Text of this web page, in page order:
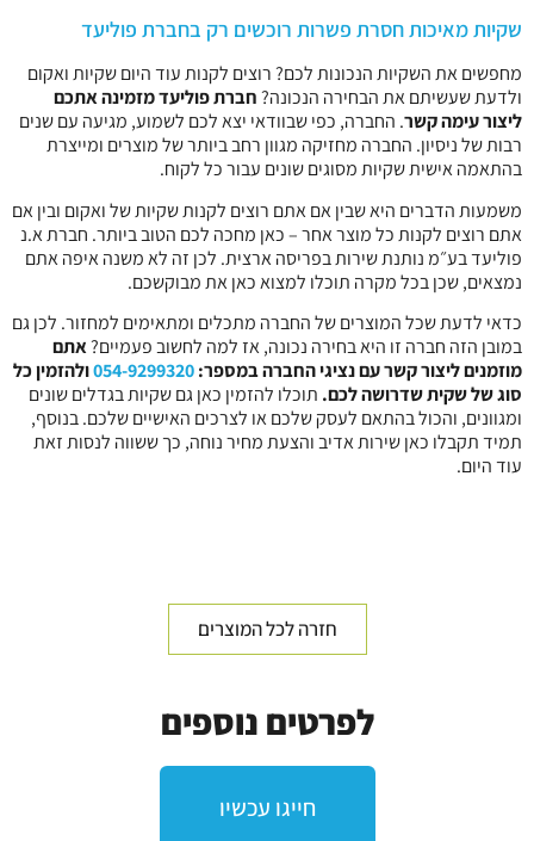
שקיות מאיכות חסרת פשרות רוכשים רק בחברת פוליעד
מחפשים את השקיות הנכונות לכם? רוצים לקנות עוד היום שקיות ואקום
ולדעת שעשיתם את הבחירה הנכונה?חברת פוליעד מזמינה אתכם
ליצור עימה קשר. החברה, כפי שבוודאי יצא לכם לשמוע, מגיעה עם שנים
רבות של ניסיון. החברה מחזיקה מגוון רחב ביותר של מוצרים ומייצרת
בהתאמה אישית שקיות מסוגים שונים עבור כל לקוח.
משמעות הדברים היא שבין אם אתם רוצים לקנות שקיות של ואקום ובין אם
אתם רוצים לקנות כל מוצר אחר – כאן מחכה לכם הטוב ביותר. חברת א.נ
פוליעד בע״מ נותנת שירות בפריסה ארצית. לכן זה לא משנה איפה אתם
נמצאים, שכן בכל מקרה תוכלו למצוא כאן את מבוקשכם.
כדאי לדעת שכל המוצרים של החברה מתכלים ומתאימים למחזור. לכן גם
במובן הזה חברה זו היא בחירה נכונה, אז למה לחשוב פעמיים?אתם
מוזמנים ליצור קשר עם נציגי החברה במספר:054-9299320ולהזמין כל
סוג של שקית שדרושה לכם. תוכלו להזמין כאן גם שקיות בגדלים שונים
ומגוונים, והכול בהתאם לעסק שלכם או לצרכים האישיים שלכם. בנוסף,
תמיד תקבלו כאן שירות אדיב והצעת מחיר נוחה, כך ששווה לנסות זאת
עוד היום.
חזרה לכל המוצרים
לפרטים נוספים
חייגו עכשיו